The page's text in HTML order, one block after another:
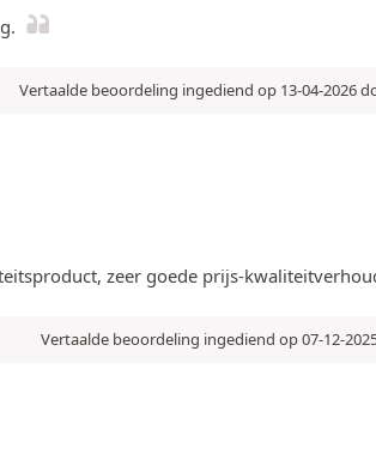
Vertaalde beoordeling ingediend op 13-04-2026
zeer goede prijs-
Vertaalde beoordeling ingediend op 07-12-